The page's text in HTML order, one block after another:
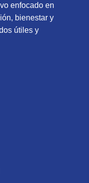
enfocado en
bienestar y
útiles y